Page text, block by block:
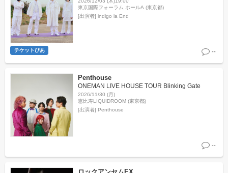
東京国際フォーラム ホールA (東京都)
[出演者] indigo la End
チケットぴあ --
Penthouse
ONEMAN LIVE HOUSE TOUR Blinking Gate
2026/11/30 (月)
恵比寿LIQUIDROOM (東京都)
[出演者] Penthouse
--